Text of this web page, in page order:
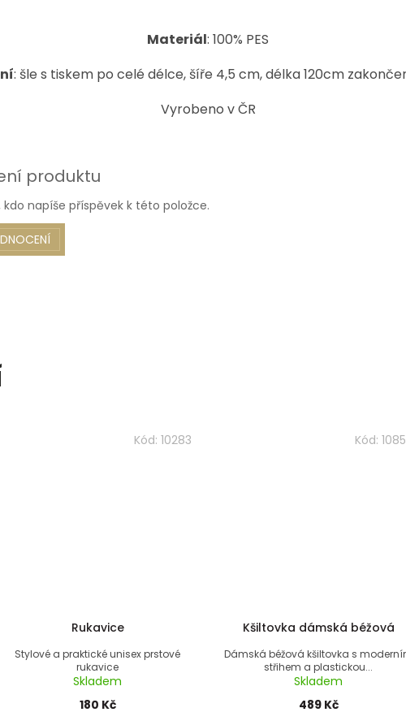
Materiál: 100% PES
: šle s tiskem po celé délce, šíře 4,5 cm, délka 120cm
Vyrobeno v ČR
produktu
napíše příspěvek k této položce.
Kód: 10283
Rukavice
Stylové a praktické unisex prstové
rukavice
Skladem
180 Kč
Kód:
Kšiltovka dámská béžová
Dámská béžová kšiltovka s
střihem a plastickou...
Skladem
489 Kč